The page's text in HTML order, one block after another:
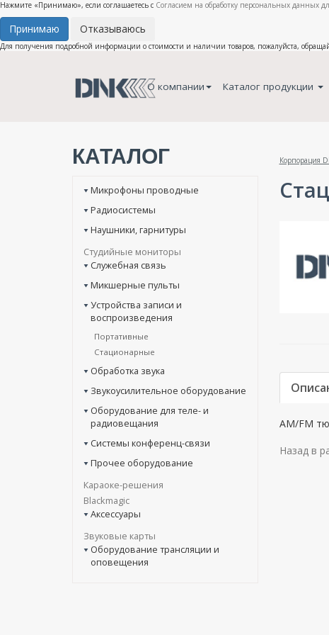
Нажмите «Принимаю», если соглашаетесь с Согласием на обработку персональных данных
Принимаю Отказываюсь
Для получения подробной информации о стоимости и наличии товаров, пожалуйста,
О компании Каталог продукции
КАТАЛОГ Корпорация
Микрофоны проводные
Радиосистемы
Наушники, гарнитуры
Студийные мониторы
Служебная связь
Микшерные пульты
Устройства записи и
воспроизведения
Портативные
Стационарные
Обработка звука
Звукоусилительное оборудование
Оборудование для теле- и
радиовещания
Системы конференц-связи
Прочее оборудование
Караоке-решения
Blackmagic
Аксессуары
Звуковые карты
Оборудование трансляции и
оповещения
AM/FM
Назад в